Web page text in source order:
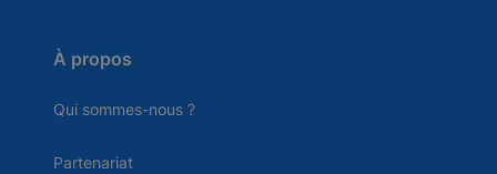
À propos
Qui sommes-nous ?
Partenariat